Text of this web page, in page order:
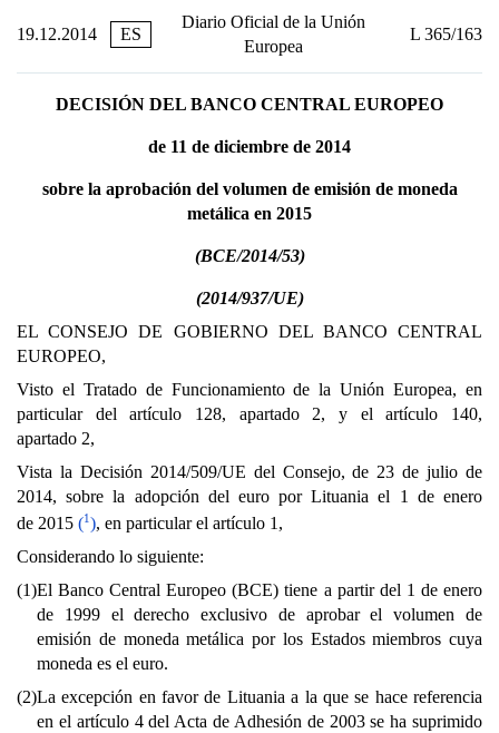
19.12.2014 ES
Diario Oficial de la Unión
Europea
L 365/163
DECISIÓN DEL BANCO CENTRAL EUROPEO
de 11 de diciembre de 2014
sobre la aprobación del volumen de emisión de moneda
metálica en 2015
(BCE/2014/53)
(2014/937/UE)
EL CONSEJO DE GOBIERNO DEL BANCO CENTRAL
EUROPEO,
Visto el Tratado de Funcionamiento de la Unión Europea, en
particular del artículo 128, apartado 2, y el artículo 140,
apartado 2,
Vista la Decisión 2014/509/UE del Consejo, de 23 de julio de
2014, sobre la adopción del euro por Lituania el 1 de enero
de 2015 (1), en particular el artículo 1,
Considerando lo siguiente:
(1)El Banco Central Europeo (BCE) tiene a partir del 1 de enero
de 1999 el derecho exclusivo de aprobar el volumen de
emisión de moneda metálica por los Estados miembros cuya
moneda es el euro.
(2)La excepción en favor de Lituania a la que se hace referencia
en el artículo 4 del Acta de Adhesión de 2003 se ha suprimido